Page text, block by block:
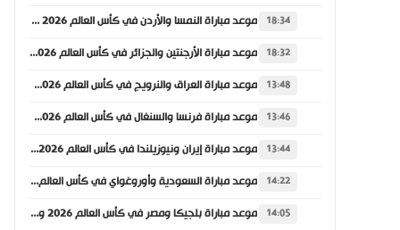
18:34 موعد مباراة النمسا والأردن في كأس العالم 2026 والقنوات الناقلة
18:32 موعد مباراة الأرجنتين والجزائر في كأس العالم 2026 والقنوات الناقلة
13:48 موعد مباراة العراق والنرويج في كأس العالم 2026 والقنوات الناقلة
13:46 موعد مباراة فرنسا والسنغال في كأس العالم 2026 والقنوات الناقلة
13:44 موعد مباراة إيران ونيوزيلندا في كأس العالم 2026 والقنوات الناقلة
14:22 موعد مباراة السعودية وأوروغواي في كأس العالم 2026 والقنوات الناقلة
14:05 موعد مباراة بلجيكا ومصر في كأس العالم 2026 والقنوات الناقلة